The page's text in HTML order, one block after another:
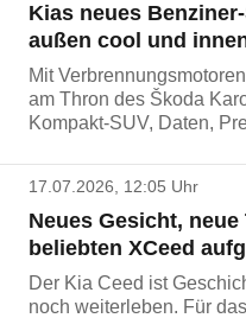
Kias neues
außen cool und
Mit
am Thron des Škoda
Kompakt-SUV, Daten,
17.07.2026, 12:05 Uhr
Neues Gesicht,
beliebten XCeed
Der Kia Ceed ist
noch weiterleben. Für